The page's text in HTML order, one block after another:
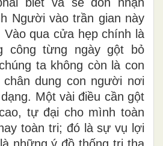
Người vào trần gian này
qua cửa hẹp chính là
công từng ngày gột bỏ
ta không còn là con
dung con người nơi
Một vài điều cần gột
tự đại cho mình toàn
toàn tri; đó là sự vụ lợi
những ý đồ thống trị tha